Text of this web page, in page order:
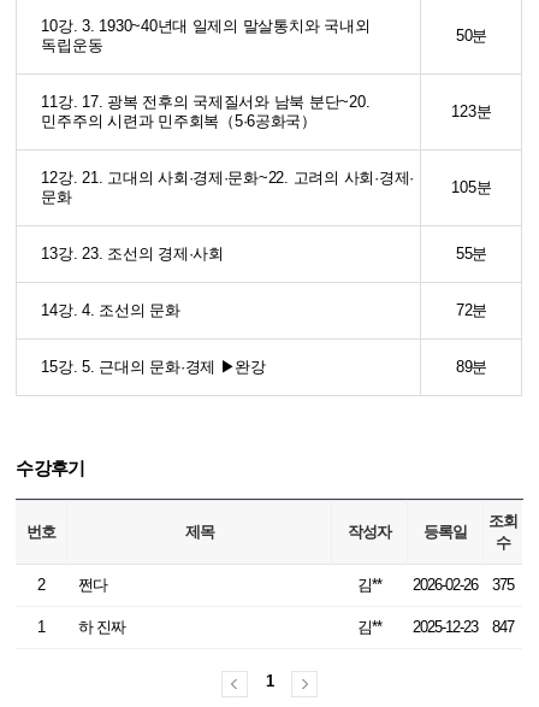
10강. 3. 1930~40년대 일제의 말살통치와 국내외
독립운동
50분
11강. 17. 광복 전후의 국제질서와 남북 분단~20.
민주주의 시련과 민주회복（5·6공화국）
123분
12강. 21. 고대의 사회·경제·문화~22. 고려의 사회·경제·
문화
105분
13강. 23. 조선의 경제·사회 55분
14강. 4. 조선의 문화 72분
15강. 5. 근대의 문화·경제 ▶완강 89분
수강후기
번호 제목 작성자 등록일
조회
수
2 쩐다 김** 2026-02-26 375
1 하 진짜 김** 2025-12-23 847
1